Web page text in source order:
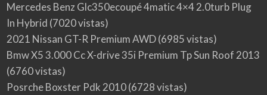
Mercedes Benz Glc350ecoupé 4matic 4×4 2.0turb Plug
In Hybrid (7020 vistas)
2021 Nissan GT-R Premium AWD(6985 vistas)
Bmw X5 3.000 Cc X-drive 35i Premium Tp Sun Roof 2013
(6760 vistas)
Posrche Boxster Pdk 2010(6728 vistas)